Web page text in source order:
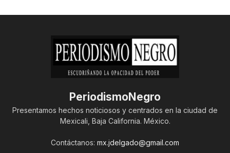
PeriodismoNegro
Presentamos hechos noticiosos y centrados en la ciudad de
Mexicali, Baja California. México.
Contáctanos: mx.jdelgado@gmail.com